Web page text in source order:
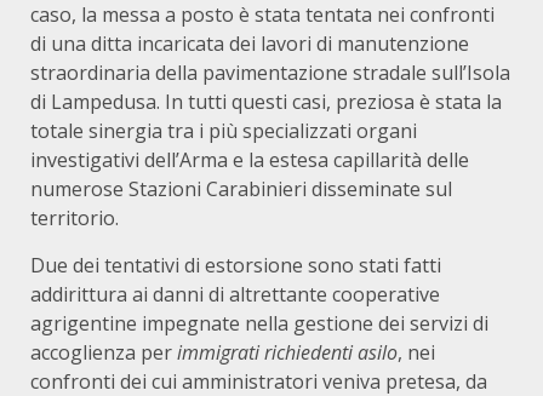
caso, la messa a posto è stata tentata nei confronti
di una ditta incaricata dei lavori di manutenzione
straordinaria della pavimentazione stradale sull’Isola
di Lampedusa. In tutti questi casi, preziosa è stata la
totale sinergia tra i più specializzati organi
investigativi dell’Arma e la estesa capillarità delle
numerose Stazioni Carabinieri disseminate sul
territorio.
Due dei tentativi di estorsione sono stati fatti
addirittura ai danni di altrettante cooperative
agrigentine impegnate nella gestione dei servizi di
accoglienza perimmigrati richiedenti asilo, nei
confronti dei cui amministratori veniva pretesa, da